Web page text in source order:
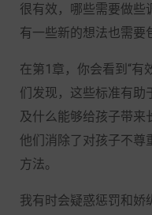
很有效，哪些需要做些
有一些新的想法也需要
在第1章，你会看到“有
们发现，这些标准有助
及什么能够给孩子带来
他们消除了对孩子不尊
方法。
我有时会疑惑惩罚和娇